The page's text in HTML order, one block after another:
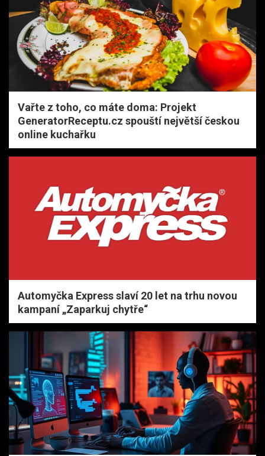
Vařte z toho, co máte doma: Projekt
GeneratorReceptu.cz spouští největší českou
online kuchařku
Automyčka Express slaví 20 let na trhu novou
kampaní „Zaparkuj chytře“